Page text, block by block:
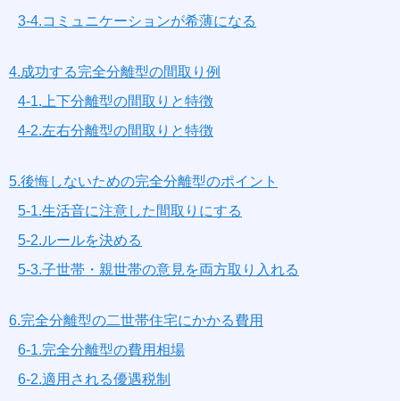
3-4.コミュニケーションが希薄になる
4.成功する完全分離型の間取り例
4-1.上下分離型の間取りと特徴
4-2.左右分離型の間取りと特徴
5.後悔しないための完全分離型のポイント
5-1.生活音に注意した間取りにする
5-2.ルールを決める
5-3.子世帯・親世帯の意見を両方取り入れる
6.完全分離型の二世帯住宅にかかる費用
6-1.完全分離型の費用相場
6-2.適用される優遇税制